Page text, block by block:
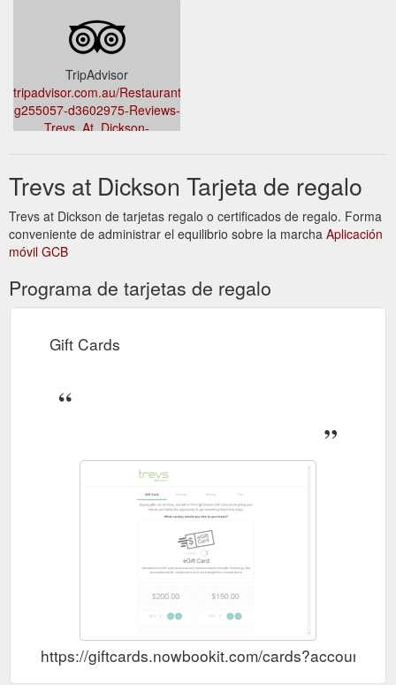
TripAdvisor
tripadvisor.com.au/Restaurant_Review-
g255057-d3602975-Reviews-
Trevs_At_Dickson-
Trevs at Dickson Tarjeta de regalo
Trevs at Dickson de tarjetas regalo o certificados de regalo. Forma
conveniente de administrar el equilibrio sobre la marcha Aplicación
móvil GCB
Programa de tarjetas de regalo
Gift Cards
https://giftcards.nowbookit.com/